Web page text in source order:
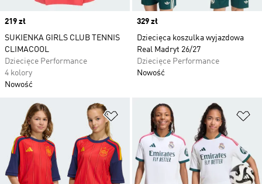
Price
219 zł
SUKIENKA GIRLS CLUB TENNIS
CLIMACOOL
Dziecięce Performance
4 kolory
Nowość
Price
329 zł
Dziecięca koszulka wyjazdowa
Real Madryt 26/27
Dziecięce Performance
Nowość
Dodaj do listy życzeń